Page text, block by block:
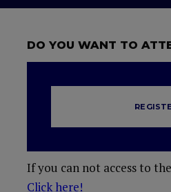
DO YOU WANT TO
If you can not access to
Click here!